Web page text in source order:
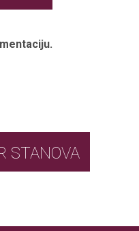
IZBOR STANOVA